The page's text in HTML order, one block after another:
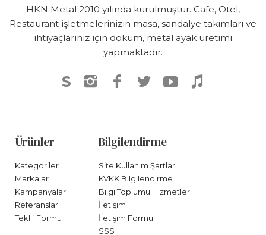
HKN Metal 2010 yılında kurulmuştur. Cafe, Otel,
Restaurant işletmelerinizin masa, sandalye takımları ve
ihtiyaçlarınız için döküm, metal ayak üretimi
yapmaktadır.
S
Ürünler
Kategoriler
Markalar
Kampanyalar
Referanslar
Teklif Formu
Bilgilendirme
Site Kullanım Şartları
KVKK Bilgilendirme
Bilgi Toplumu Hizmetleri
İletişim
İletişim Formu
SSS